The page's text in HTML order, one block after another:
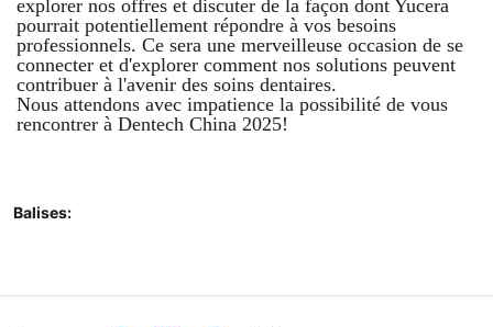
explorer nos offres et discuter de la façon dont Yucera
pourrait potentiellement répondre à vos besoins
professionnels. Ce sera une merveilleuse occasion de se
connecter et d'explorer comment nos solutions peuvent
contribuer à l'avenir des soins dentaires.
Nous attendons avec impatience la possibilité de vous
rencontrer à Dentech China 2025!
Balises: